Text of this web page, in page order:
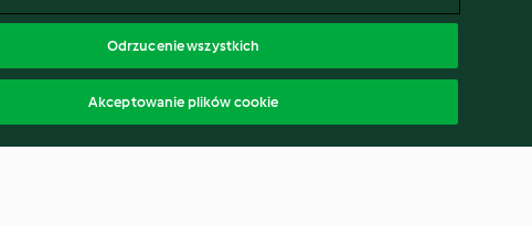
Odrzucenie wszystkich
Akceptowanie plików cookie